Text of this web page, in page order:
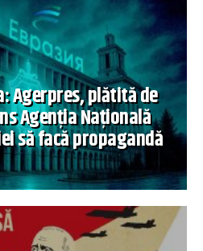
Agerpres, plătită de
Agenția Națională
să facă propagandă